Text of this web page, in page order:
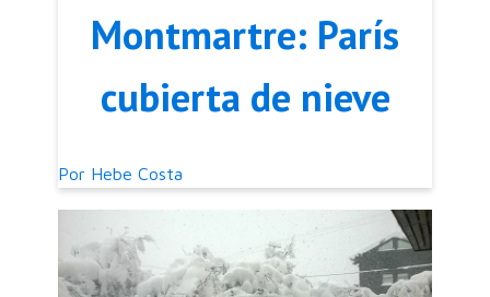
Montmartre: París
cubierta de nieve
Por Hebe Costa